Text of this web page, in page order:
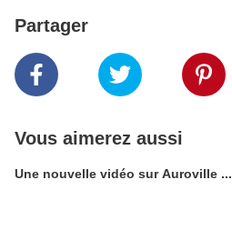
Partager
Vous aimerez aussi
Une nouvelle vidéo sur Auroville ...